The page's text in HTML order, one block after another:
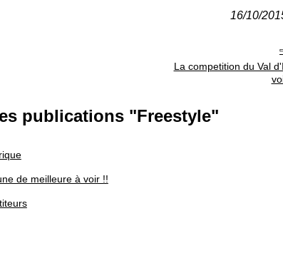
16/10/
La competition du Val
publications "Freestyle"
de meilleure à voir !!